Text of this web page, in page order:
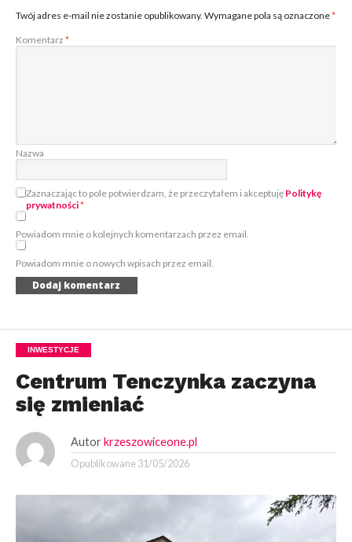
Twój adres e-mail nie zostanie opublikowany. Wymagane pola są oznaczone*
Komentarz *
Nazwa
Zaznaczając to pole potwierdzam, że przeczytałem i akceptuję Politykę
prywatności*
Powiadom mnie o kolejnych komentarzach przez email.
Powiadom mnie o nowych wpisach przez email.
INWESTYCJE
Centrum Tenczynka zaczyna
się zmieniać
Autor krzeszowiceone.pl
Opublikowane 31/05/2026